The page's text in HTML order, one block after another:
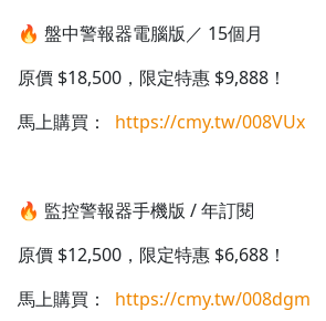
🔥 盤中警報器電腦版／ 15個月
原價 $18,500，限定特惠 $9,888！
馬上購買：
https://cmy.tw/008VUx
🔥 監控警報器手機版 / 年訂閱
原價 $12,500，限定特惠 $6,688！
馬上購買：
https://cmy.tw/008dgm